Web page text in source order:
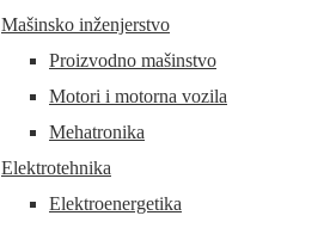
Mašinsko inženjerstvo
Proizvodno mašinstvo
Motori i motorna vozila
Mehatronika
Elektrotehnika
Elektroenergetika